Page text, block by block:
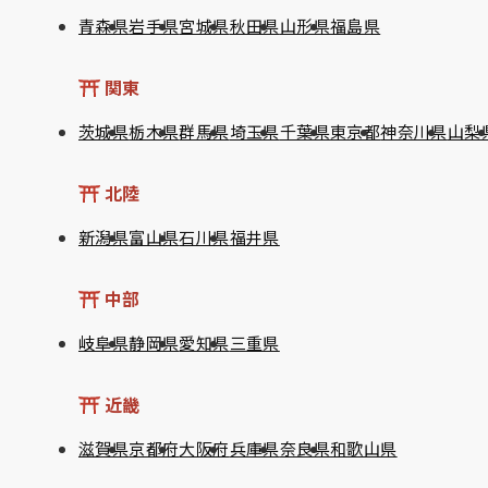
青森県岩手県宮城県秋田県山形県福島県
関東
茨城県栃木県群馬県埼玉県千葉県東京都神奈川県山梨
北陸
新潟県富山県石川県福井県
中部
岐阜県静岡県愛知県三重県
近畿
滋賀県京都府大阪府兵庫県奈良県和歌山県